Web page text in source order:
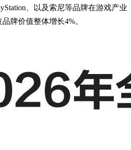
、以及索尼等品牌在游戏产业
牌价值整体增长4%。